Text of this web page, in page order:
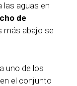
las aguas en
de
más abajo se
uno de los
el conjunto